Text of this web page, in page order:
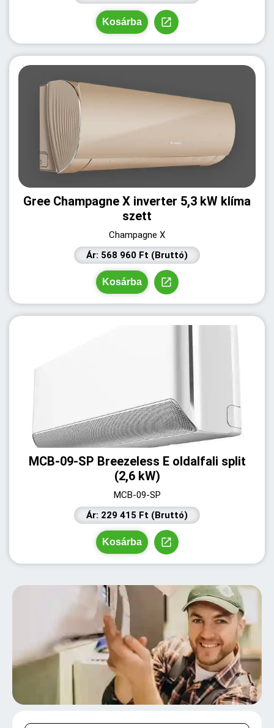
Kosárba
Gree Champagne X inverter 5,3 kW klíma
szett
Champagne X
Ár: 568 960 Ft (Bruttó)
Kosárba
MCB-09-SP Breezeless E oldalfali split
(2,6 kW)
MCB-09-SP
Ár: 229 415 Ft (Bruttó)
Kosárba